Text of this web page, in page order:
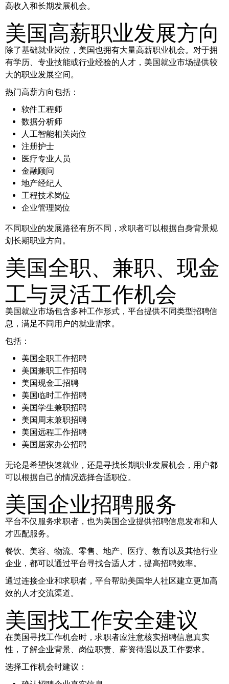
高收入和长期发展机会。
美国高薪职业发展方向
除了基础就业岗位，美国也拥有大量高薪职业机会。对于拥
有学历、专业技能或行业经验的人才，美国就业市场提供较
大的职业发展空间。
热门高薪方向包括：
软件工程师
数据分析师
人工智能相关岗位
注册护士
医疗专业人员
金融顾问
地产经纪人
工程技术岗位
企业管理岗位
不同职业的发展路径有所不同，求职者可以根据自身背景规
划长期职业方向。
美国全职、兼职、现金
工与灵活工作机会
美国就业市场包含多种工作形式，平台提供不同类型招聘信
息，满足不同用户的就业需求。
包括：
美国全职工作招聘
美国兼职工作招聘
美国现金工招聘
美国临时工作招聘
美国学生兼职招聘
美国周末兼职招聘
美国远程工作招聘
美国居家办公招聘
无论是希望快速就业，还是寻找长期职业发展机会，用户都
可以根据自己的情况选择合适职位。
美国企业招聘服务
平台不仅服务求职者，也为美国企业提供招聘信息发布和人
才匹配服务。
餐饮、美容、物流、零售、地产、医疗、教育以及其他行业
企业，都可以通过平台寻找合适人才，提高招聘效率。
通过连接企业和求职者，平台帮助美国华人社区建立更加高
效的人才交流渠道。
美国找工作安全建议
在美国寻找工作机会时，求职者应注意核实招聘信息真实
性，了解企业背景、岗位职责、薪资待遇以及工作要求。
选择工作机会时建议：